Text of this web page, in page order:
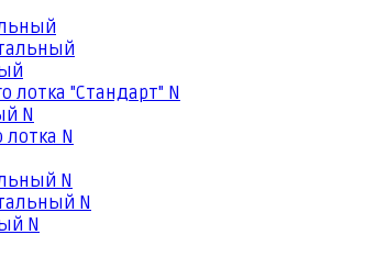
лотка "Стандарт" N
N
N
N
N
N